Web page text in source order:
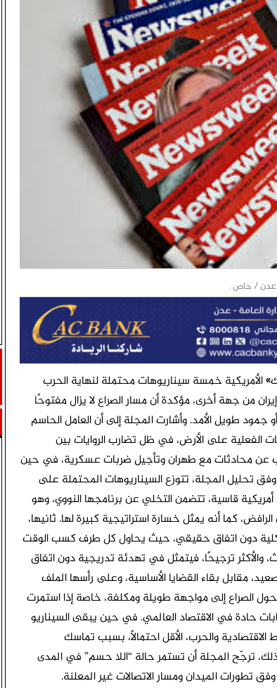
الجنوب.
والالتفاف القيادي.. صمام أمان السيادة والهوية
شهره الثاني وسط إدانات ومطالبات قبلية ورسمية
بلحج تدعو أبناء ردفان لتنفيذ عصيان مدني جزئي
خمسة سيناريوهات محتملة لنهاية الحرب
من جهة أخرى، مؤكدة أن مسار الصراع لا يزال مفتوحًا
طويل الأمد. وأشارت المجلة إلى أن العامل الحاسم
الفعلية على الأرض، في ظل تضارب الروايات بين
عن محادثات مع طهران وتأجيل ضربات عسكرية، في حين
تحليل المجلة، تتوزع السيناريوهات المحتملة على
قاسية، تتضمن التخلي عن برنامجها النووي، وهو
كما أنه يمثل خسارة استراتيجية كبيرة لها. ثانيها،
شكلية دون اتفاق حقيقي، حيث يحاول كل طرف كسب الوقت
والأكثر ترجيحًا، فيتمثل في تهدئة تدريجية دون اتفاق
مقابل بقاء القضايا الأساسية، وعلى رأسها الملف
الصراع إلى مواجهة طويلة ومكلفة، خاصة إذا استمرت
حادة في الاقتصاد العالمي. في حين يبقى السيناريو
الاقتصادية والحرب، الأقل احتمالًا، بسبب تماسك
ترجّح المجلة أن تستمر حالة “اللا حسم” في المدى
تطورات الميدان ومسار الاتصالات غير المعلنة.